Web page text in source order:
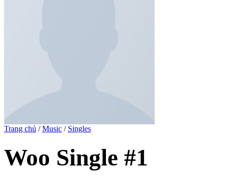
Trang chủ / Music / Singles
Woo Single #1